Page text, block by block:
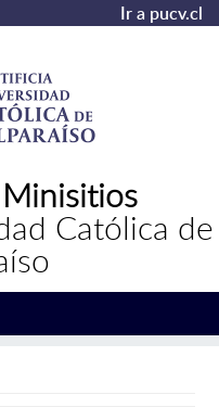
Ir a pucv.cl
Católica de